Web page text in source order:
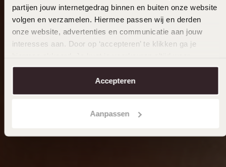
partijen jouw internetgedrag binnen en buiten onze website
volgen en verzamelen. Hiermee passen wij en derden
onze website, advertenties en communicatie aan jouw
interesses aan. Door op ‘accepteren’ te klikken ga je
aanpassen. Lees er meer over in onscookiebeleid.
Accepteren
Aanpassen